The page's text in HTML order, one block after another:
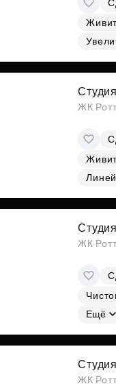
Субсидии
ЖК
ЖК
Ещё
ЖК